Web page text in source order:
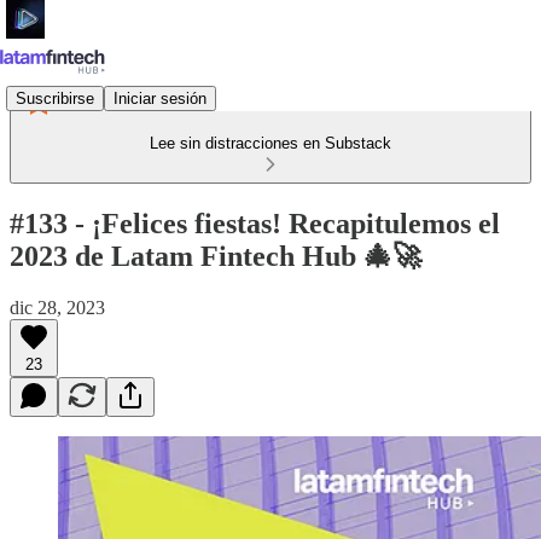
Suscribirse Iniciar sesión
Lee sin distracciones en Substack
#133 - ¡Felices fiestas! Recapitulemos el
2023 de Latam Fintech Hub 🎄🚀
dic 28, 2023
23